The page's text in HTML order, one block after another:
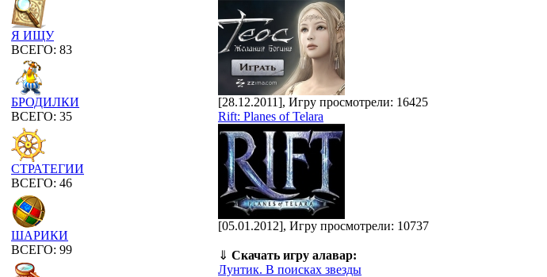
Я ИЩУ
ВСЕГО: 83
БРОДИЛКИ
ВСЕГО: 35
СТРАТЕГИИ
ВСЕГО: 46
ШАРИКИ
ВСЕГО: 99
[28.12.2011], Игру просмотрели: 16425
Rift: Planes of Telara
[05.01.2012], Игру просмотрели: 10737
⇓ Скачать игру алавар:
Лунтик. В поисках звезды